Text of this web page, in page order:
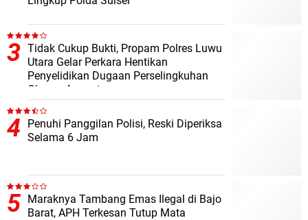
Tidak Cukup Bukti, Propam Polres Luwu
Utara Gelar Perkara Hentikan
Penyelidikan Dugaan Perselingkuhan
Oknum Anggota
Penuhi Panggilan Polisi, Reski Diperiksa
Selama 6 Jam
Maraknya Tambang Emas Ilegal di Bajo
Barat, APH Terkesan Tutup Mata